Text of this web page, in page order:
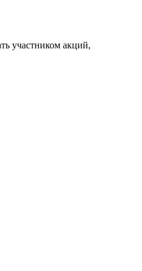
участником акций,